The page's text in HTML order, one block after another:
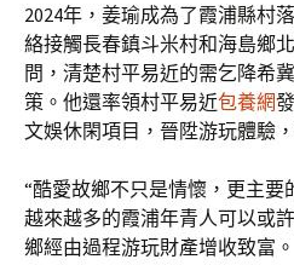
2024年，姜瑜成為了霞浦縣村
絡接觸長春鎮斗米村和海島鄉
問，清楚村平易近的需乞降希
策。他還率領村平易近包養網
文娛休閑項目，晉陞游玩體驗
“酷愛故鄉不只是情懷，更主要
越來越多的霞浦年青人可以或
鄉經由過程游玩財產增收致富。